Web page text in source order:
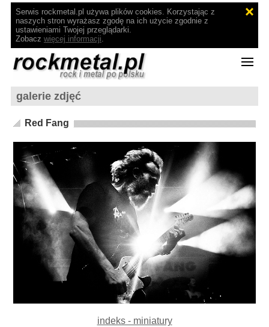
Serwis rockmetal.pl używa plików cookies. Korzystając z
naszych stron wyrażasz zgodę na ich użycie zgodnie z
ustawieniami Twojej przeglądarki.
Zobacz więcej informacji.
galerie zdjęć
Red Fang
indeks - miniatury